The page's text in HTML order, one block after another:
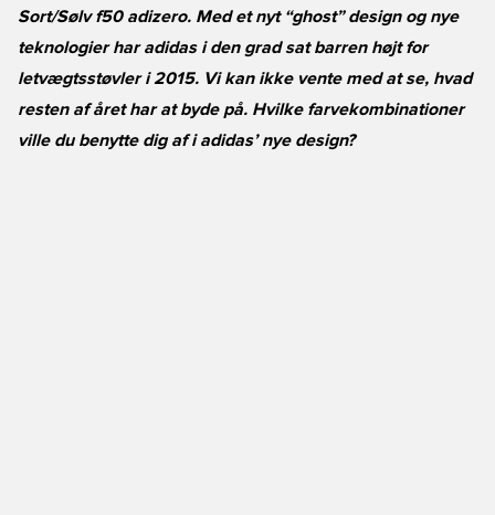
Sort/Sølv f50 adizero. Med et nyt “ghost” design og nye
teknologier har adidas i den grad sat barren højt for
letvægtsstøvler i 2015. Vi kan ikke vente med at se, hvad
resten af året har at byde på. Hvilke farvekombinationer
ville du benytte dig af i adidas’ nye design?